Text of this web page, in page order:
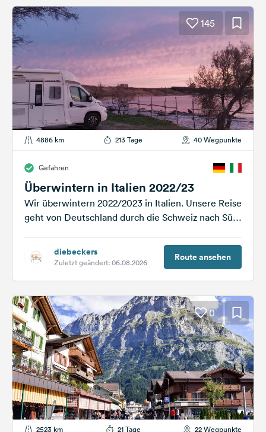
145
4886 km 213 Tage 40 Wegpunkte
Gefahren
Überwintern in Italien 2022/23
Wir überwintern 2022/2023 in Italien. Unsere Reise
geht von Deutschland durch die Schweiz nach Süd
diebeckers
Zuletzt geändert: 06.08.2026 Route ansehen
0
2523 km 21 Tage 22 Wegpunkte